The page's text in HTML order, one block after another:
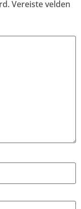
Vereiste velden